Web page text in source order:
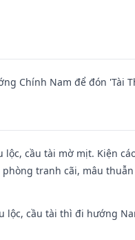
Chính Nam để đón 'Tài
lộc, cầu tài mờ mịt. Kiện
tranh cãi, mâu
lộc, cầu tài thì đi hướng